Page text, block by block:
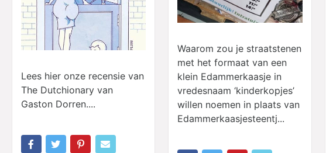
Lees hier onze recensie van
The Dutchionary van
Gaston Dorren....
Waarom zou je straatstenen
met het formaat van een
klein Edammerkaasje in
vredesnaam ‘kinderkopjes’
willen noemen in plaats van
Edammerkaasjesteentj...